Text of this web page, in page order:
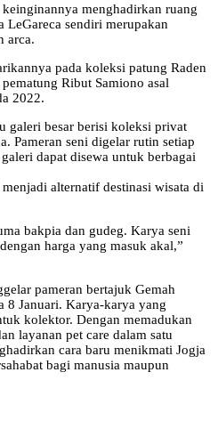
menghadirkan ruang
LeGareca sendiri merupakan
arca.
pada koleksi patung Raden
Ribut Samiono asal
2022.
galeri besar berisi koleksi privat
Pameran seni digelar rutin setiap
dapat disewa untuk berbagai
alternatif destinasi wisata di
bakpia dan gudeg. Karya seni
harga yang masuk akal,”
pameran bertajuk Gemah
8 Januari. Karya-karya yang
kolektor. Dengan memadukan
layanan pet care dalam satu
cara baru menikmati Jogja
bagi manusia maupun